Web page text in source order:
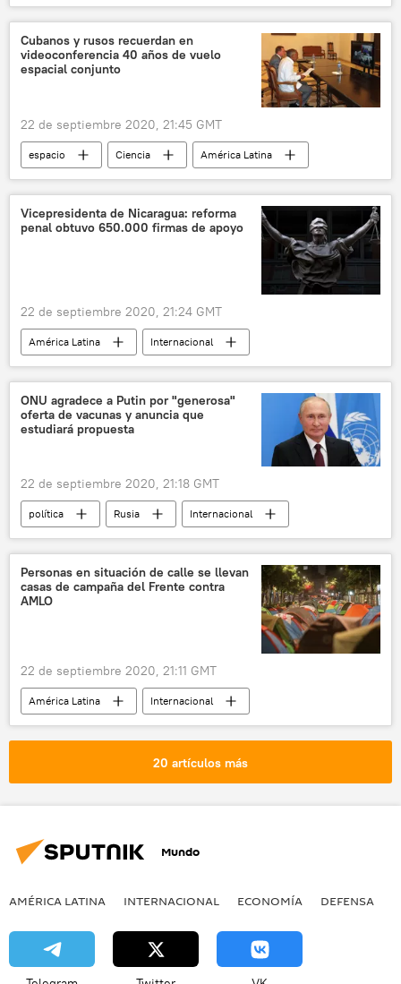
aeropuerto
privatización noticias
Cubanos y rusos recuerdan en
videoconferencia 40 años de vuelo
espacial conjunto
22 de septiembre 2020, 21:45 GMT
espacio Ciencia
América Latina
Internacional
Rusia
Cuba
Arnaldo Tamayo Méndez
Unión Soviética (URSS)
noticias
Vicepresidenta de Nicaragua: reforma
penal obtuvo 650.000 firmas de apoyo
22 de septiembre 2020, 21:24 GMT
América Latina
Internacional
Nicaragua
Rosario Murillo
reformas
noticias
ONU agradece a Putin por "generosa"
oferta de vacunas y anuncia que
estudiará propuesta
22 de septiembre 2020, 21:18 GMT
política Rusia
Internacional
ONU
Vladímir Putin
Asamblea General de la ONU
noticias
Personas en situación de calle se llevan
casas de campaña del Frente contra
AMLO
22 de septiembre 2020, 21:11 GMT
América Latina
Internacional
América del Norte
México
noticias
20 artículos más
Mundo
AMÉRICA LATINA INTERNACIONAL ECONOMÍA DEFENSA